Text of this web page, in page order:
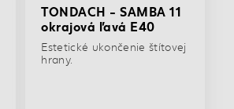
TONDACH - SAMBA 11
okrajová ľavá E40
Estetické ukončenie štítovej
hrany.